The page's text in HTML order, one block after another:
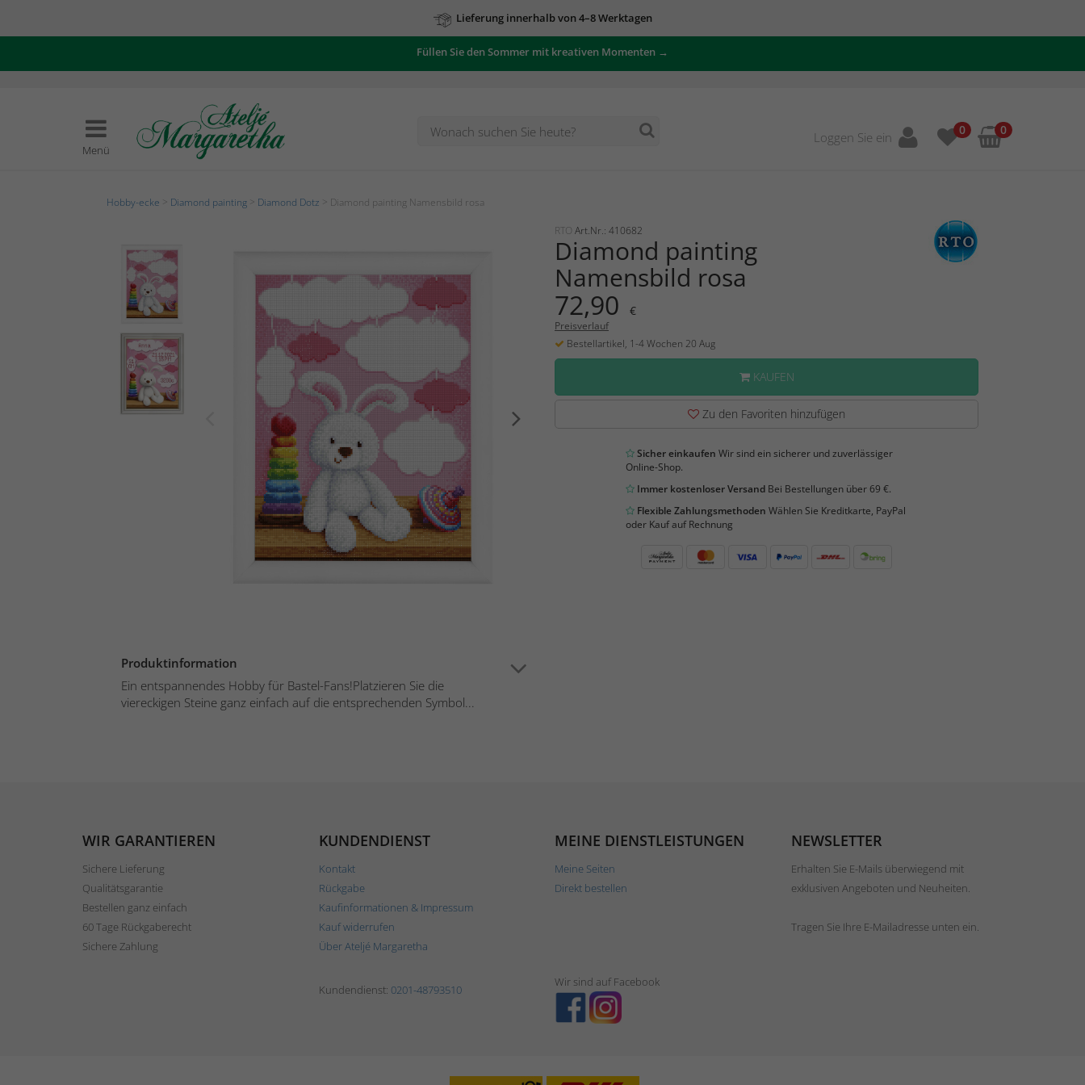
Lieferung innerhalb von 4–8 Werktagen
Füllen Sie den Sommer mit kreativen Momenten →
Menü
Loggen Sie ein 0 0
Hobby-ecke Diamond painting Diamond Dotz > Diamond painting Namensbild rosa
Produktinformation
Ein entspannendes Hobby für Bastel-Fans!Platzieren Sie die
viereckigen Steine ganz einfach auf die entsprechenden Symbol...
RTO Art.Nr.: 410682
Diamond painting
Namensbild rosa
72,90 €
Preisverlauf
Bestellartikel, 1-4 Wochen 20 Aug
KAUFEN
Zu den Favoriten hinzufügen
Sicher einkaufen Wir sind ein sicherer und zuverlässiger
Online-Shop.
Immer kostenloser VersandBei Bestellungen über 69 €.
Flexible Zahlungsmethoden Wählen Sie Kreditkarte, PayPal
oder Kauf auf Rechnung
WIR GARANTIEREN
Sichere Lieferung
Qualitätsgarantie
Bestellen ganz einfach
60 Tage Rückgaberecht
Sichere Zahlung
KUNDENDIENST
Kontakt
Rückgabe
Kaufinformationen & Impressum
Kauf widerrufen
Über Ateljé Margaretha
MEINE DIENSTLEISTUNGEN
Meine Seiten
Direkt bestellen
NEWSLETTER
Erhalten Sie E-Mails überwiegend mit
exklusiven Angeboten und Neuheiten.
Tragen Sie Ihre E-Mailadresse unten ein.
Kundendienst: 0201-48793510
Wir sind auf Facebook